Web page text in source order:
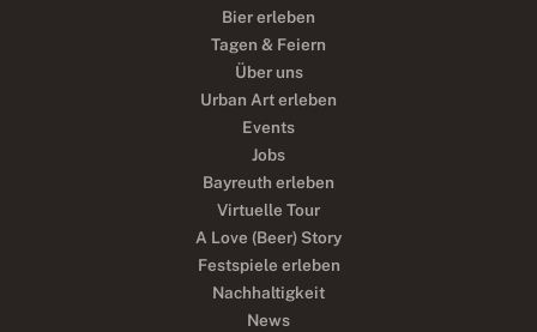
Bier erleben
Tagen & Feiern
Über uns
Urban Art erleben
Events
Jobs
Bayreuth erleben
Virtuelle Tour
A Love (Beer) Story
Festspiele erleben
Nachhaltigkeit
News